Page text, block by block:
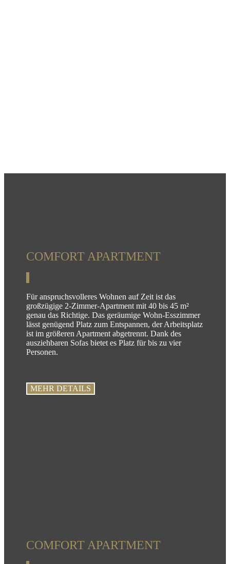
COMFORT APARTMENT
Für anspruchsvolleres Wohnen auf Zeit ist das
großzügige 2-Zimmer-Apartment mit 40 bis 45 m²
genau das Richtige. Das geräumige Wohn-Esszimmer
lässt genügend Platz zum Entspannen, der Arbeitsplatz
ist im größeren Apartment abgetrennt. Dank des
ausziehbaren Sofas bietet es Platz für bis zu vier
Personen.
MEHR DETAILS
COMFORT APARTMENT